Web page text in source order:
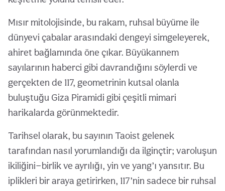
Mısır mitolojisinde, bu rakam, ruhsal büyüme ile
dünyevi çabalar arasındaki dengeyi simgeleyerek,
ahiret bağlamında öne çıkar. Büyükannem
sayılarının haberci gibi davrandığını söylerdi ve
gerçekten de 117, geometrinin kutsal olanla
buluştuğu Giza Piramidi gibi çeşitli mimari
harikalarda görünmektedir.
Tarihsel olarak, bu sayının Taoist gelenek
tarafından nasıl yorumlandığı da ilginçtir; varoluşun
ikiliğini—birlik ve ayrılığı, yin ve yang’ı yansıtır. Bu
iplikleri bir araya getirirken, 117’nin sadece bir ruhsal